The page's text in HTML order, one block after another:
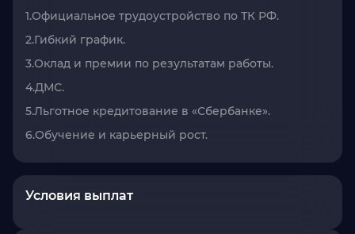
1.Официальное трудоустройство по ТК РФ.
2.Гибкий график.
3.Оклад и премии по результатам работы.
4.ДМС.
5.Льготное кредитование в «Сбербанке».
6.Обучение и карьерный рост.
Условия выплат